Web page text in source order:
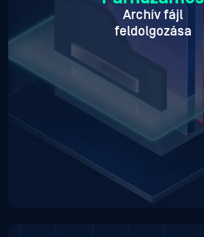
Archív fájl
feldolgozása